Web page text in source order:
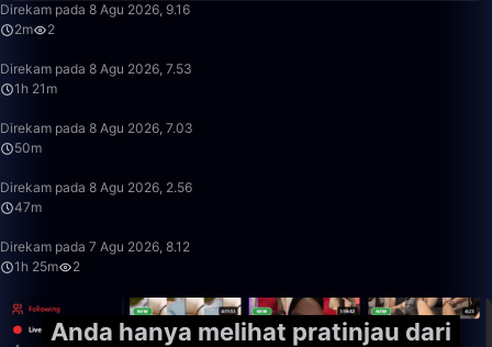
Direkam pada 8 Agu 2026, 9.16
2m
2
Direkam pada 8 Agu 2026, 7.53
1h 21m
Direkam pada 8 Agu 2026, 7.03
50m
Direkam pada 8 Agu 2026, 2.56
47m
Direkam pada 7 Agu 2026, 8.12
1h 25m
2
Anda hanya melihat pratinjau dari